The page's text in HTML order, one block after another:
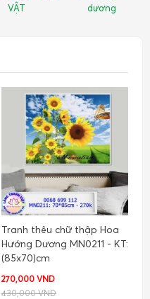
VẬT
dương
Tranh thêu chữ thập Hoa
Hướng Dương MN0211 - KT:
(85x70)cm
270,000 VND
430,000 VND